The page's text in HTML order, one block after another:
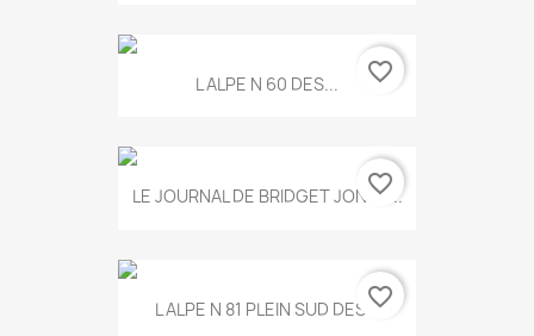
L ALPE N 60 DES... favorite_border
LE JOURNAL DE BRIDGET JONES...
favorite_border
L ALPE N 81 PLEIN SUD DES...favorite_border